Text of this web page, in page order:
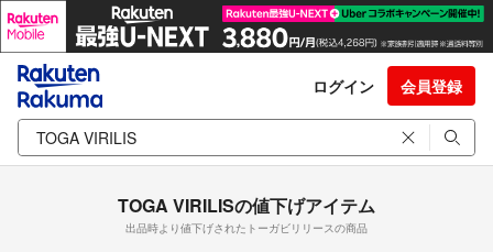
ログイン 会員登録
TOGA VIRILISの値下げアイテム
出品時より値下げされたトーガビリリースの商品